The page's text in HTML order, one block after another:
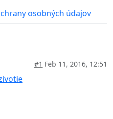
osobných údajov
#1 Feb 11, 2016, 12:51